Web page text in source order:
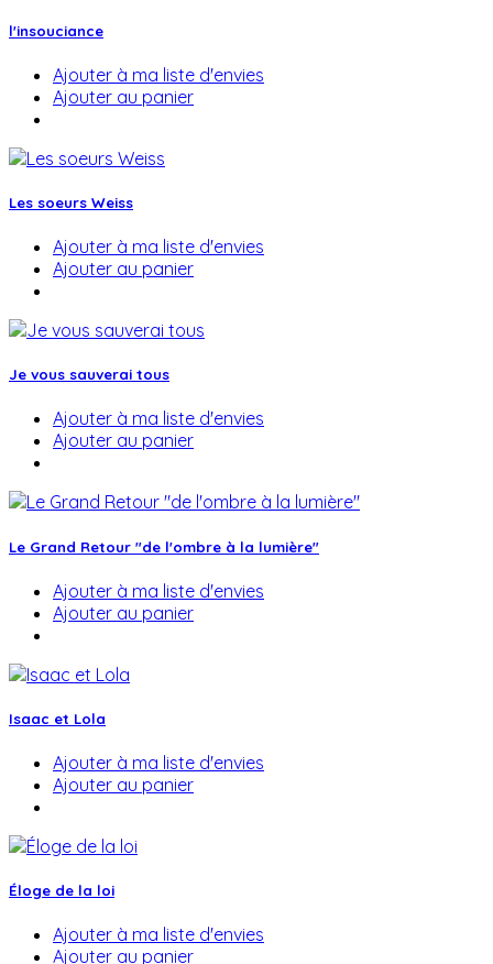
l'insouciance
Ajouter à ma liste d'envies
Ajouter au panier
Les soeurs Weiss
Ajouter à ma liste d'envies
Ajouter au panier
Je vous sauverai tous
Ajouter à ma liste d'envies
Ajouter au panier
Le Grand Retour "de l'ombre à la lumière"
Ajouter à ma liste d'envies
Ajouter au panier
Isaac et Lola
Ajouter à ma liste d'envies
Ajouter au panier
Éloge de la loi
Ajouter à ma liste d'envies
Ajouter au panier